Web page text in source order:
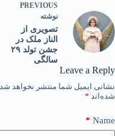
PREVIOUS
نوشته
تصویری از
الناز ملک در
جشن تولد ۲۹
سالگی
Leave a Reply
نشانی ایمیل شما منتشر نخواهد شد.
شده‌اند *
Name
*